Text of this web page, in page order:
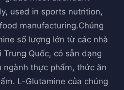
used in sports nutrition,
manufacturing.Chúng
số lượng lớn từ các nhà
Quốc, có sẵn dạng
ngành thực phẩm, thức ăn
L-Glutamine của chúng